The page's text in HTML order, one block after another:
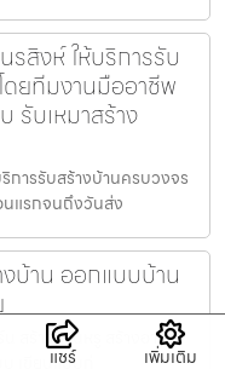
สิงห์ ให้บริการรับ
ยทีมงานมืออาชีพ
บเหมาสร้าง
การรับสร้างบ้านครบวงจร
แรกจนถึงวันส่ง
บ้าน ออกแบบบ้าน
สร้างบ้านหรู สร้างอาคาร
เขียนแบบก่
แชร์ เพิ่มเติม